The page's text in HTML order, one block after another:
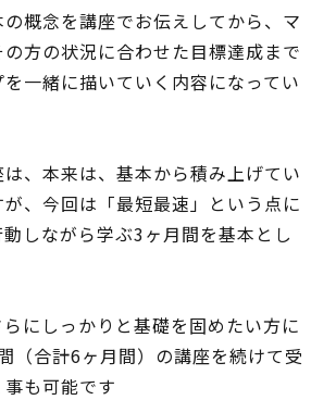
概念を講座でお伝えしてから、マ
方の状況に合わせた目標達成まで
一緒に描いていく内容になってい
、本来は、基本から積み上げてい
、今回は「最短最速」という点に
しながら学ぶ3ヶ月間を基本とし
にしっかりと基礎を固めたい方に
（合計6ヶ月間）の講座を続けて受
も可能です